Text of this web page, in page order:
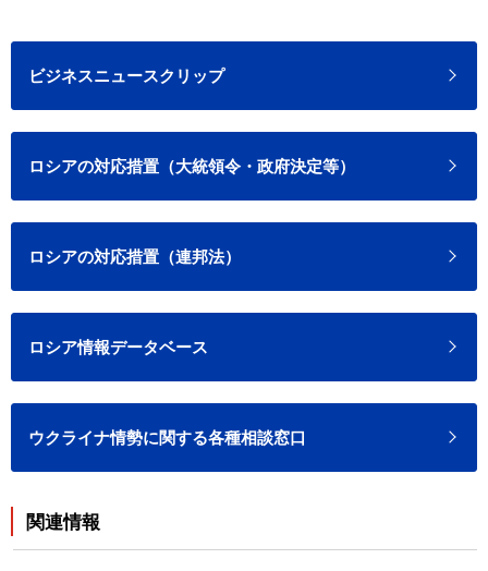
ビジネスニュースクリップ
ロシアの対応措置（大統領令・政府決定等）
ロシアの対応措置（連邦法）
ロシア情報データベース
ウクライナ情勢に関する各種相談窓口
関連情報